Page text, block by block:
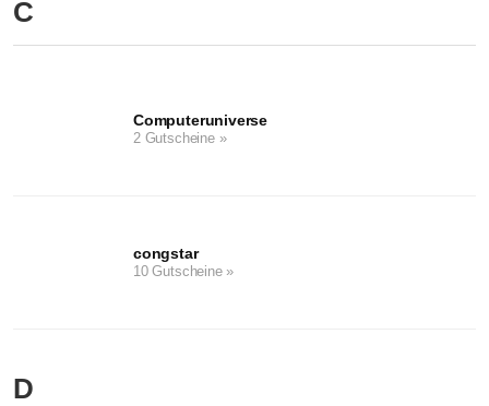
C
Computeruniverse
2 Gutscheine »
congstar
10 Gutscheine »
D